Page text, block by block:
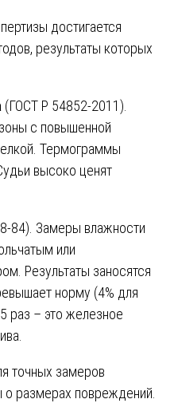
достигается
результаты которых
(ГОСТ Р 54852-2011).
с повышенной
Термограммы
высоко ценят
84). Замеры влажности
или
Результаты заносятся
норму (4% для
раз – это железное
точных замеров
размерах повреждений.